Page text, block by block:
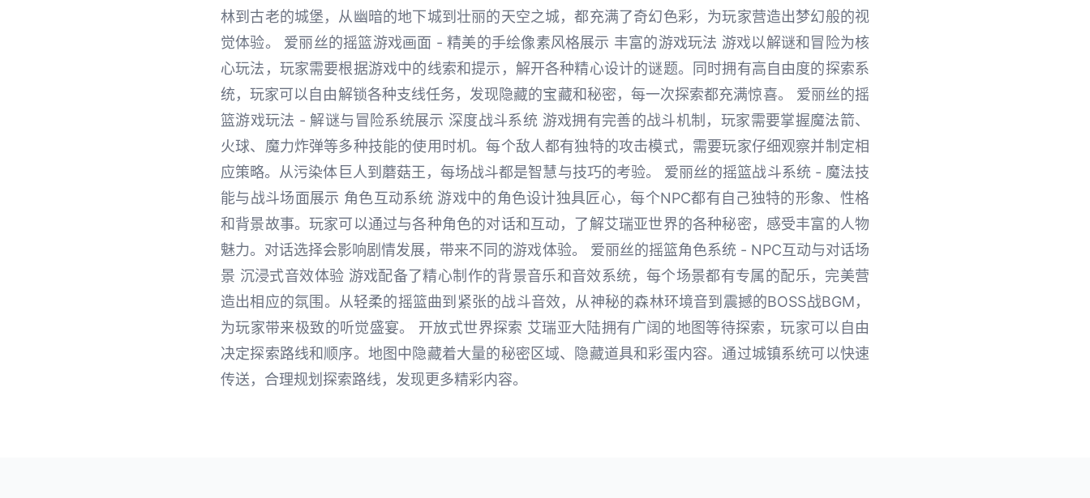
林到古老的城堡，从幽暗的地下城到壮丽的天空之城，都充满了奇幻色彩，为玩家营造出梦幻般的视
觉体验。 爱丽丝的摇篮游戏画面 - 精美的手绘像素风格展示 丰富的游戏玩法 游戏以解谜和冒险为核
心玩法，玩家需要根据游戏中的线索和提示，解开各种精心设计的谜题。同时拥有高自由度的探索系
统，玩家可以自由解锁各种支线任务，发现隐藏的宝藏和秘密，每一次探索都充满惊喜。 爱丽丝的摇
篮游戏玩法 - 解谜与冒险系统展示 深度战斗系统 游戏拥有完善的战斗机制，玩家需要掌握魔法箭、
火球、魔力炸弹等多种技能的使用时机。每个敌人都有独特的攻击模式，需要玩家仔细观察并制定相
应策略。从污染体巨人到蘑菇王，每场战斗都是智慧与技巧的考验。 爱丽丝的摇篮战斗系统 - 魔法技
能与战斗场面展示 角色互动系统 游戏中的角色设计独具匠心，每个NPC都有自己独特的形象、性格
和背景故事。玩家可以通过与各种角色的对话和互动，了解艾瑞亚世界的各种秘密，感受丰富的人物
魅力。对话选择会影响剧情发展，带来不同的游戏体验。 爱丽丝的摇篮角色系统 - NPC互动与对话场
景 沉浸式音效体验 游戏配备了精心制作的背景音乐和音效系统，每个场景都有专属的配乐，完美营
造出相应的氛围。从轻柔的摇篮曲到紧张的战斗音效，从神秘的森林环境音到震撼的BOSS战BGM，
为玩家带来极致的听觉盛宴。 开放式世界探索 艾瑞亚大陆拥有广阔的地图等待探索，玩家可以自由
决定探索路线和顺序。地图中隐藏着大量的秘密区域、隐藏道具和彩蛋内容。通过城镇系统可以快速
传送，合理规划探索路线，发现更多精彩内容。